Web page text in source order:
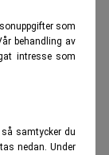
som
behandling av
intresse som
samtycker du
nedan. Under